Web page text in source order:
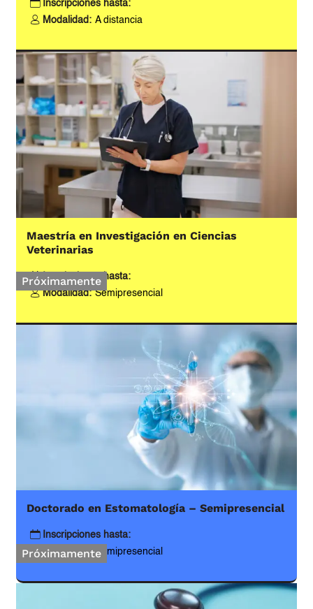
Inscripciones hasta:
Modalidad: A distancia
Próximamente
Maestría en Investigación en Ciencias
Veterinarias
Inscripciones hasta:
Modalidad: Semipresencial
Próximamente
Doctorado en Estomatología – Semipresencial
Inscripciones hasta:
Modalidad: Semipresencial